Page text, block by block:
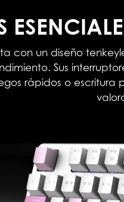
con un diseño
Sus
rápidos o